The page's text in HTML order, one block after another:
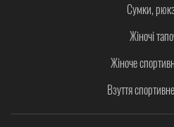
Сумки,
Жіночі
Жіноче
Взуття